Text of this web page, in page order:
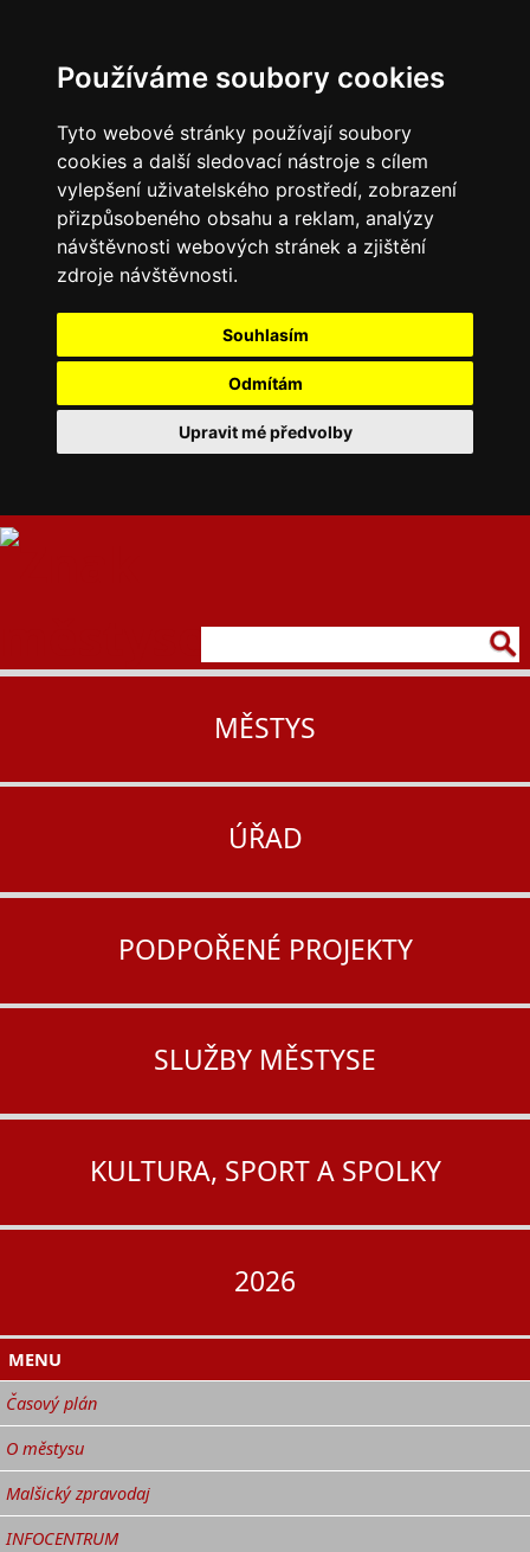
Používáme soubory cookies
Tyto webové stránky používají soubory
cookies a další sledovací nástroje s cílem
vylepšení uživatelského prostředí, zobrazení
přizpůsobeného obsahu a reklam, analýzy
návštěvnosti webových stránek a zjištění
zdroje návštěvnosti.
Souhlasím
Odmítám
Upravit mé předvolby
MĚSTYS
ÚŘAD
PODPOŘENÉ PROJEKTY
SLUŽBY MĚSTYSE
KULTURA, SPORT A SPOLKY
2026
MENU
Časový plán
O městysu
Malšický zpravodaj
INFOCENTRUM